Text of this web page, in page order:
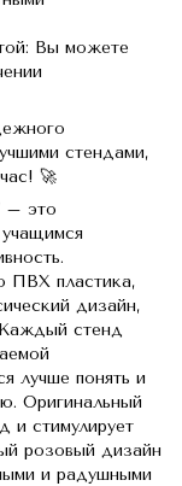
Вы можете
стендами,
🚀
– это
ПВХ пластика,
дизайн,
Каждый стенд
лучше понять и
Оригинальный
и стимулирует
розовый дизайн
и радушными